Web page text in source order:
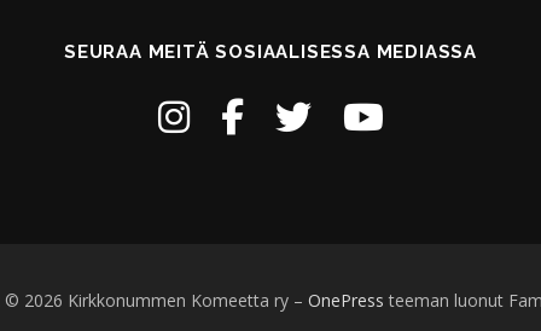
SEURAA MEITÄ SOSIAALISESSA MEDIASSA
© 2026 Kirkkonummen Komeetta ry – OnePress teeman luonut